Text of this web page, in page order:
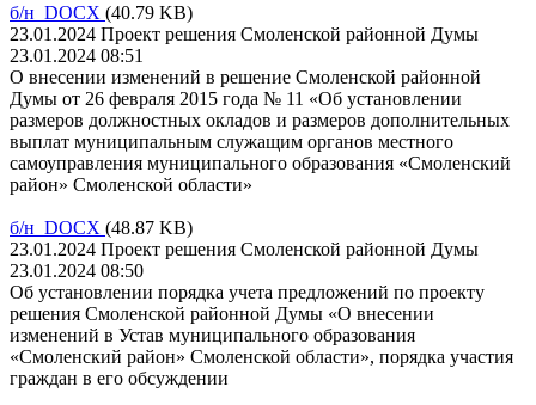
б/н DOCX (40.79 KB)
23.01.2024 Проект решения Смоленской районной Думы
23.01.2024 08:51
О внесении изменений в решение Смоленской районной
Думы от 26 февраля 2015 года № 11 «Об установлении
размеров должностных окладов и размеров дополнительных
выплат муниципальным служащим органов местного
самоуправления муниципального образования «Смоленский
район» Смоленской области»
б/н DOCX (48.87 KB)
23.01.2024 Проект решения Смоленской районной Думы
23.01.2024 08:50
Об установлении порядка учета предложений по проекту
решения Смоленской районной Думы «О внесении
изменений в Устав муниципального образования
«Смоленский район» Смоленской области», порядка участия
граждан в его обсуждении